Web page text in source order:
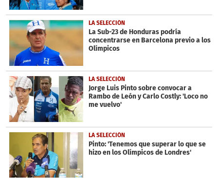
LA SELECCIÓN
La Sub-23 de Honduras podría
concentrarse en Barcelona previo a los
Olímpicos
LA SELECCIÓN
Jorge Luis Pinto sobre convocar a
Rambo de León y Carlo Costly: 'Loco no
me vuelvo'
LA SELECCIÓN
Pinto: 'Tenemos que superar lo que se
hizo en los Olímpicos de Londres'